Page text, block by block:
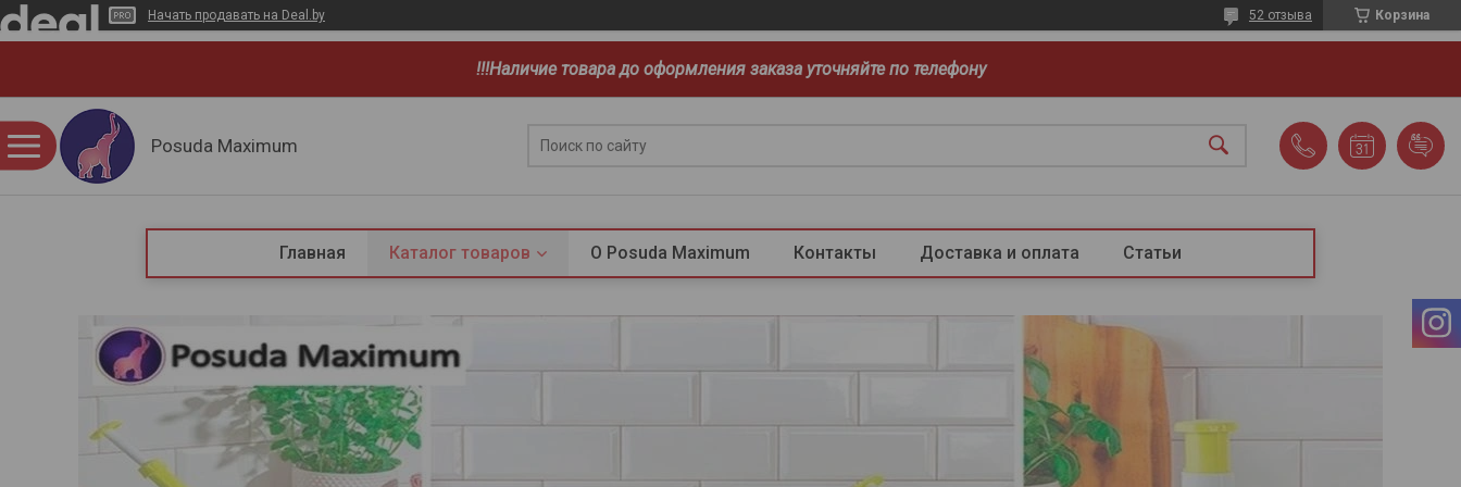
Начать продавать на Deal.by Корзина
52 отзыва
!!!Наличие товара до оформления заказа уточняйте по телефону
Posuda Maximum
Главная Каталог товаров О Posuda Maximum Контакты Доставка и оплата Статьи